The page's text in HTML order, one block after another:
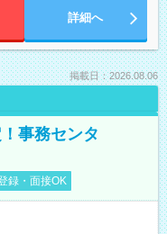
詳細へ
掲載日：2026.08.06
事務センタ
録・面接OK